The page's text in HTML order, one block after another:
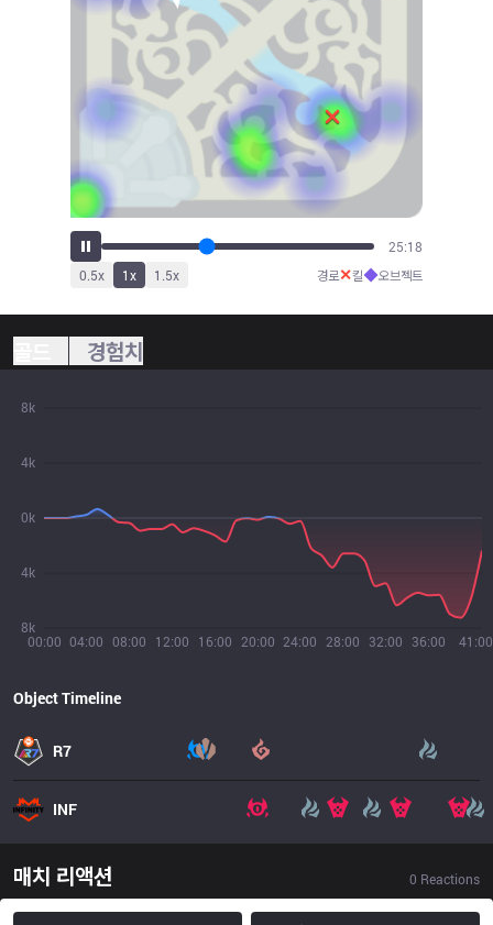
27:50
0.5x 1x 1.5x 경로✕킬◆오브젝트
경험치
00:00 04:00 08:00 12:00 16:00 20:00 24:00 28:00 32:00 36:00 41:00
8k
4k
0k
4k
8k
Object Timeline
R7
INF
매치 리액션 0 Reactions